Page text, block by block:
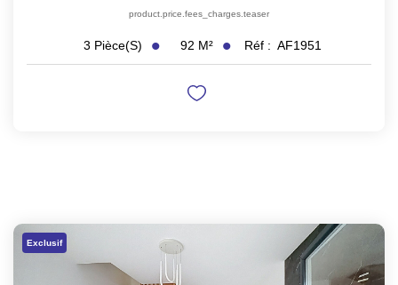
product.price.fees_charges.teaser
3 Pièce(s) 92 M² Réf : AF1951
Exclusif